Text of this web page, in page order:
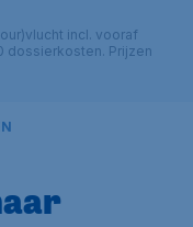
incl. vooraf
dossierkosten. Prijzen